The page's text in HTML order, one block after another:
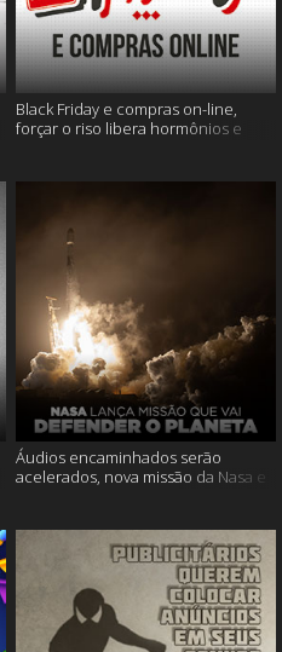
Black Friday e compras on-line,
forçar o riso libera hormônios e
Áudios encaminhados serão
acelerados, nova missão da Nasa e